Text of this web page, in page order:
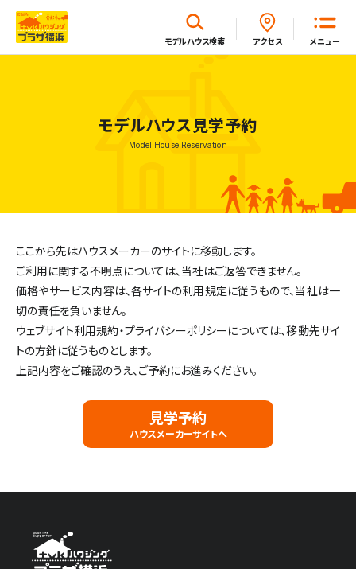
メニュー
モデルハウス検索 アクセス
モデルハウス見学予約
Model House Reservation
ここから先はハウスメーカーのサイトに移動します。
ご利用に関する不明点については、当社はご返答できません。
価格やサービス内容は、各サイトの利用規定に従うもので、当社は一
切の責任を負いません。
ウェブサイト利用規約・プライバシーポリシーについては、移動先サイ
トの方針に従うものとします。
上記内容をご確認のうえ、ご予約にお進みください。
見学予約
ハウスメーカーサイトへ
閉じる
イベント・セミナー・キャンペーン一覧
新着情報一覧
施設・サービス
住宅展示場出展に関するご案内